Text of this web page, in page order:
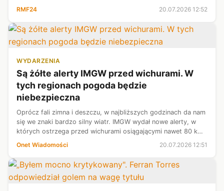
RMF24
20.07.2026 12:52
WYDARZENIA
Są żółte alerty IMGW przed wichurami. W
tych regionach pogoda będzie
niebezpieczna
Oprócz fali zimna i deszczu, w najbliższych godzinach da nam
się we znaki bardzo silny wiatr. IMGW wydał nowe alerty, w
których ostrzega przed wichurami osiągającymi nawet 80 km
na godz. Objęły one powiaty nadmorskie, ale mocne
podmuchy odczujemy nie...
Onet Wiadomości 20.07.2026 12:51